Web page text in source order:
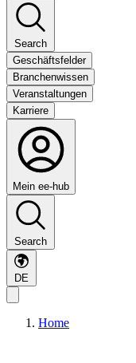
Search
Geschäftsfelder
Branchenwissen
Veranstaltungen
Karriere
Mein ee-hub
Search
DE
Home